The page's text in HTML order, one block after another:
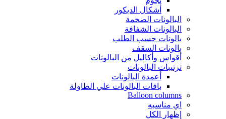
أشكال الديكور
البالونات الضخمة
البالونات الشفافة
بالونات حسب الطلب
بالونات السقف
أقواس وأكاليل من البالونات
ترتيبات البالونات
أعمدة البالونات
باقات البالونات علي الطاولة
Balloon columns
اي مناسبه
إظهار الكل